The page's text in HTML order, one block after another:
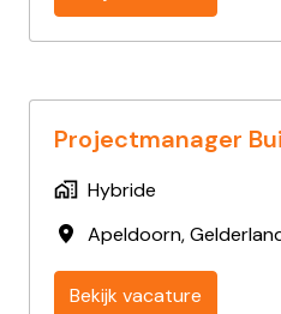
Projectmanager
Hybride
Apeldoorn,
Bekijk vacature